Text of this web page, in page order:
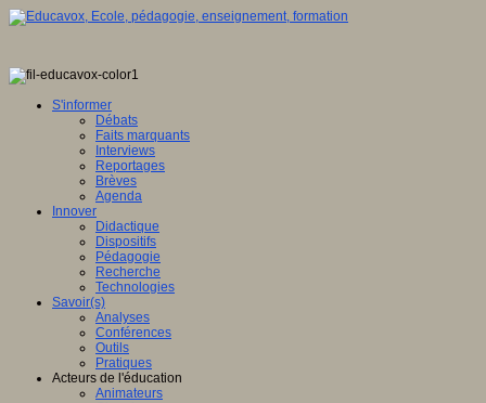
S'informer
Débats
Faits marquants
Interviews
Reportages
Brèves
Agenda
Innover
Didactique
Dispositifs
Pédagogie
Recherche
Technologies
Savoir(s)
Analyses
Conférences
Outils
Pratiques
Acteurs de l'éducation
Animateurs